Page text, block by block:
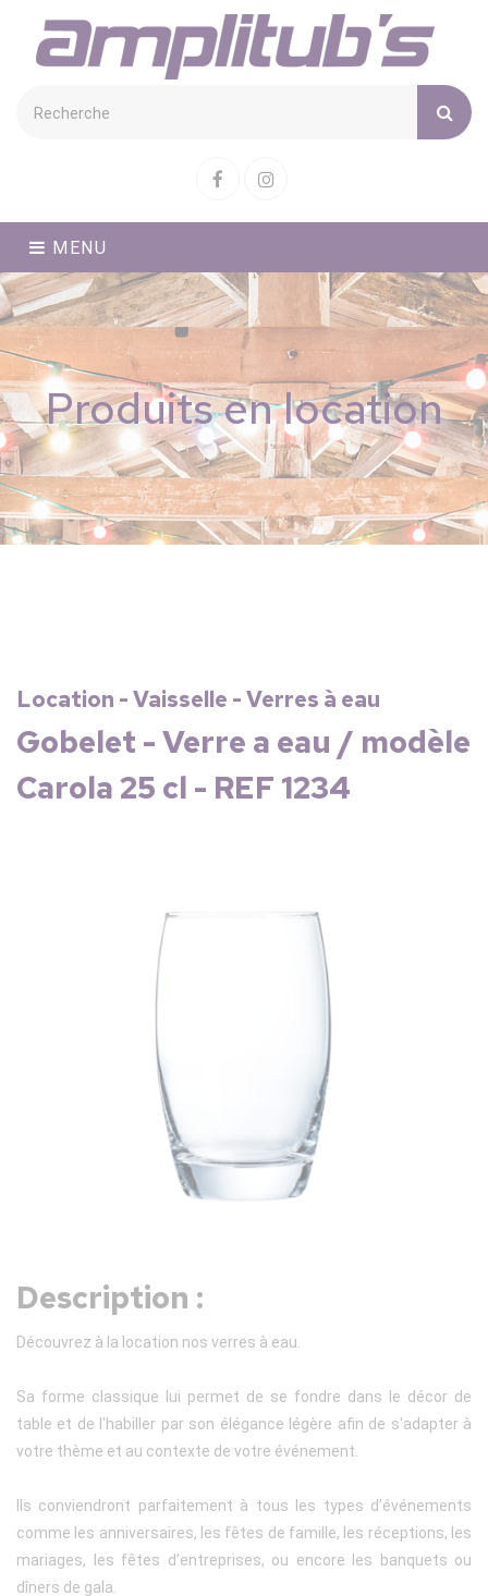
FacebookInstagram
MENU
Produits en location
Location - Vaisselle - Verres à eau
Gobelet - Verre a eau / modèle
Carola 25 cl - REF 1234
Description :
Découvrez à la location nos verres à eau.
Sa forme classique lui permet de se fondre dans le décor de
table et de l'habiller par son élégance légère afin de s'adapter à
votre thème et au contexte de votre événement.
Ils conviendront parfaitement à tous les types d’événements
comme les anniversaires, les fêtes de famille, les réceptions, les
mariages, les fêtes d’entreprises, ou encore les banquets ou
dîners de gala.
Cookies management panel